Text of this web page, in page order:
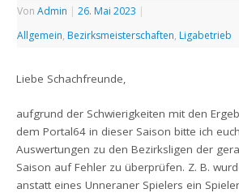
VonAdmin | 26. Mai 2023 |
Allgemein, Bezirksmeisterschaften, Ligabetrieb
Liebe Schachfreunde,
aufgrund der Schwierigkeiten mit den
dem Portal64 in dieser Saison bitte ich
Auswertungen zu den Bezirksligen der
Saison auf Fehler zu überprüfen. Z. B.
anstatt eines Unneraner Spielers ein